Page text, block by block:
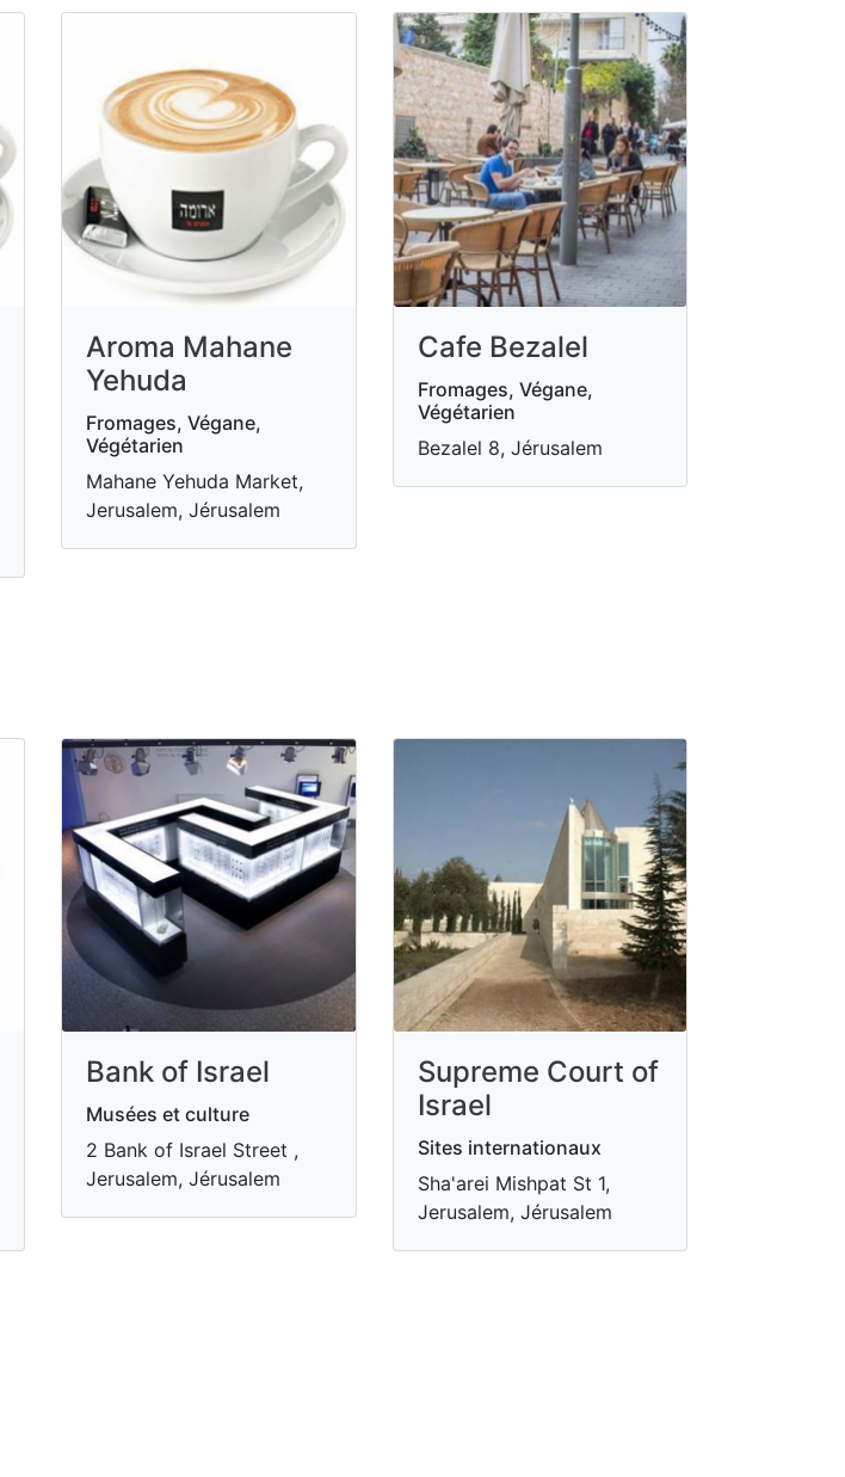
Aroma Mahane
Yehuda
Fromages, Végane,
Végétarien
Mahane Yehuda Market,
Jerusalem, Jérusalem
Cafe Bezalel
Fromages, Végane,
Végétarien
Bezalel 8, Jérusalem
Bank of Israel
Musées et culture
2 Bank of Israel Street ,
Jerusalem, Jérusalem
Supreme Court of
Israel
Sites internationaux
Sha'arei Mishpat St 1,
Jerusalem, Jérusalem